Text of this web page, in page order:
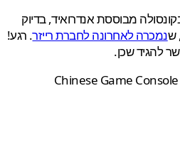
מבוססת אנדרואיד, בדיוק
לאחרונה לחברת רייזר. רגע!
שכן.